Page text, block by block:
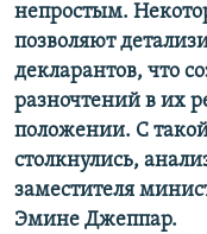
непростым.
позволяют
декларантов, что
разночтений в их
положении. С
столкнулись,
заместителя
Эмине Джеппар.